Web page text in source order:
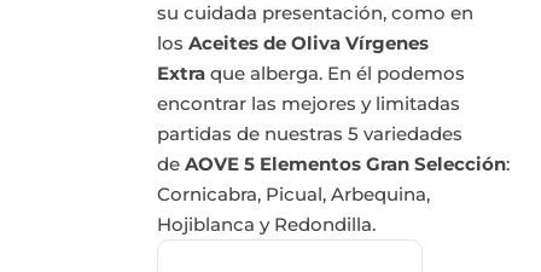
su cuidada presentación, como en
losAceites de Oliva Vírgenes
Extra que alberga. En él podemos
encontrar las mejores y limitadas
partidas de nuestras 5 variedades
deAOVE 5 Elementos Gran Selección:
Cornicabra, Picual, Arbequina,
Hojiblanca y Redondilla.